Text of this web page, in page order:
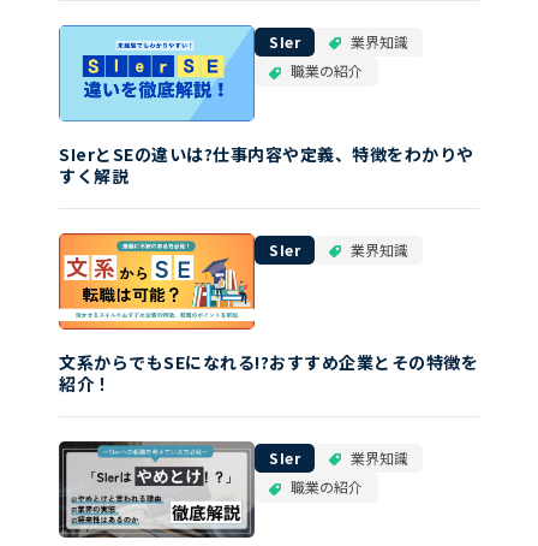
SIer
業界知識
職業の紹介
SIerとSEの違いは?仕事内容や定義、特徴をわかりや
すく解説
SIer 業界知識
文系からでもSEになれる!?おすすめ企業とその特徴を
紹介！
SIer
業界知識
職業の紹介